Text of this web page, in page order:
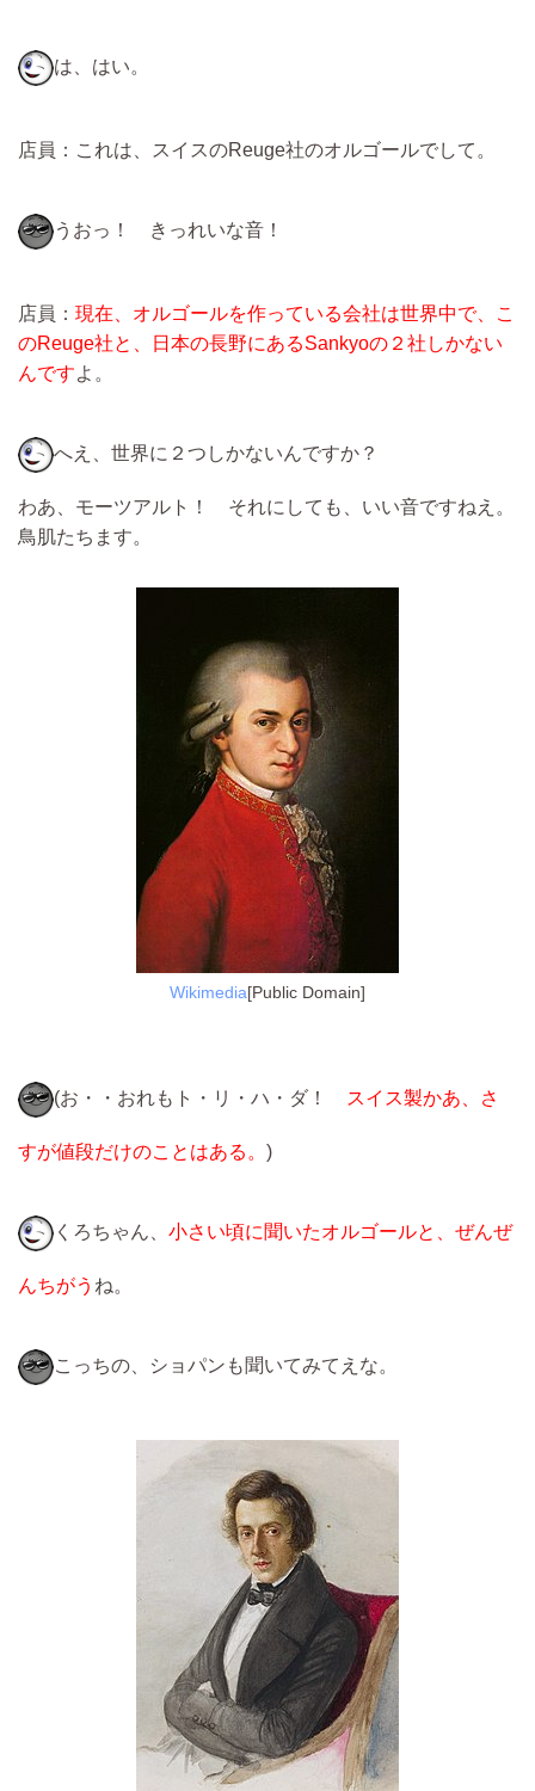
は、はい。
店員：これは、スイスのReuge社のオルゴールでして。
うおっ！ きっれいな音！
店員： 現在、オルゴールを作っている会社は世界中で、こ
のReuge社と、日本の長野にあるSankyoの２社しかない
んですよ。
へえ、世界に２つしかないんですか？
わあ、モーツアルト！ それにしても、いい音ですねえ。
鳥肌たちます。
Wikimedia[Public Domain]
(お・・おれもト・リ・ハ・ダ！ スイス製かあ、さ
すが値段だけのことはある。 )
くろちゃん、 小さい頃に聞いたオルゴールと、ぜんぜ
んちがう ね。
こっちの、ショパンも聞いてみてえな。